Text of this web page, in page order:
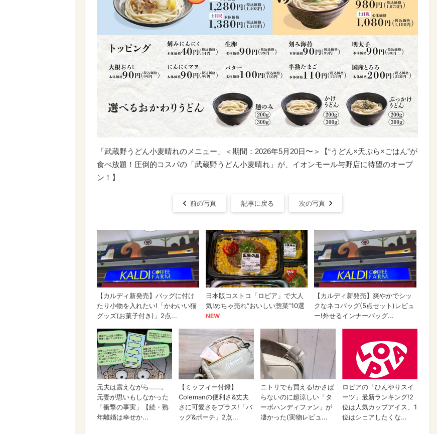
「​​​武蔵野うどん小麦晴れのメニュー」＜期間：2026年5月20日〜＞【“うどん×天ぷら×ごはん”が
食べ放題！圧倒的コスパの「武蔵野うどん小麦晴れ」が、イオンモール与野店に待望のオープ
ン！】
前の写真 記事に戻る 次の写真